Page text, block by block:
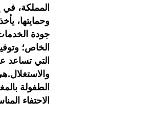
المملكة،
وحمايتها،
جودة
الخاص؛
التي تساعد
الطفولة
الاحتفاء المناسباتي.الرباط 19